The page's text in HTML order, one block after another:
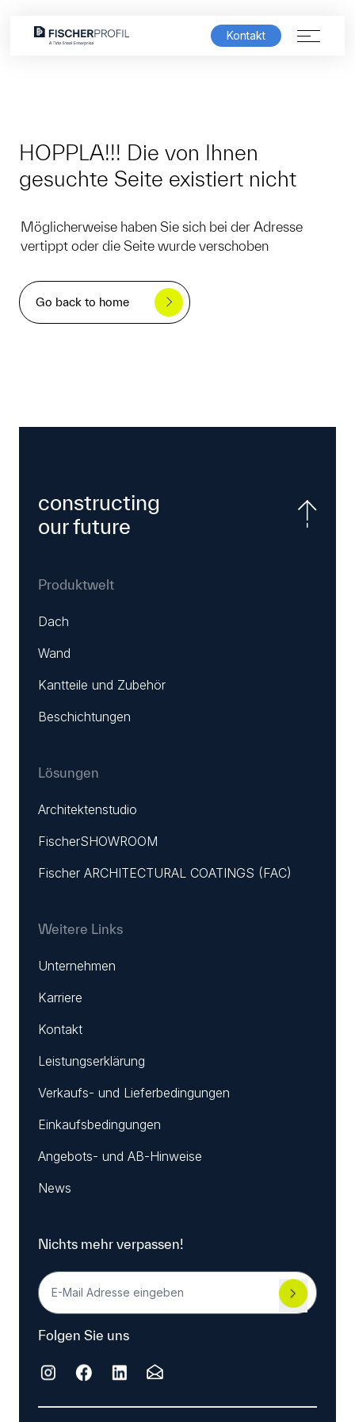
Kontakt
Lösungen
Service & Support
Unternehmen
Karriere
HOPPLA!!! Die von Ihnen
gesuchte Seite existiert nicht
Möglicherweise haben Sie sich bei der Adresse
vertippt oder die Seite wurde verschoben
Go back to home
constructing
our future
Produktwelt
Dach
Wand
Kantteile und Zubehör
Beschichtungen
Lösungen
Architektenstudio
FischerSHOWROOM
Fischer ARCHITECTURAL COATINGS (FAC)
Weitere Links
Unternehmen
Karriere
Kontakt
Leistungserklärung
Verkaufs- und Lieferbedingungen
Einkaufsbedingungen
Angebots- und AB-Hinweise
News
Nichts mehr verpassen!
Folgen Sie uns